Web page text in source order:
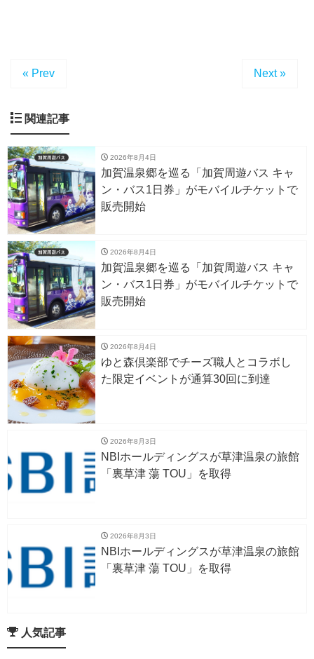
« Prev Next »
関連記事
2026年8月4日
加賀温泉郷を巡る「加賀周遊バス キャ
ン・バス1日券」がモバイルチケットで
販売開始
2026年8月4日
加賀温泉郷を巡る「加賀周遊バス キャ
ン・バス1日券」がモバイルチケットで
販売開始
2026年8月4日
ゆと森倶楽部でチーズ職人とコラボし
た限定イベントが通算30回に到達
2026年8月3日
NBIホールディングスが草津温泉の旅館
「裏草津 蕩 TOU」を取得
2026年8月3日
NBIホールディングスが草津温泉の旅館
「裏草津 蕩 TOU」を取得
人気記事